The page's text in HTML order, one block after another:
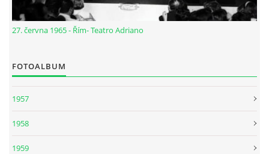
27. června 1965 - Řím- Teatro Adriano
FOTOALBUM
1957
1958
1959